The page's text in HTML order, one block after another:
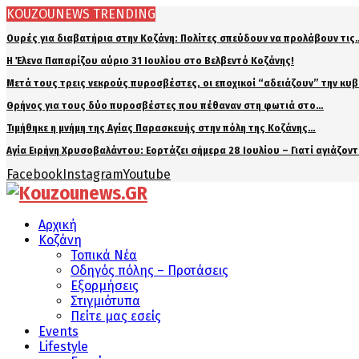
KOUZOUNEWS TRENDING
Ουρές για διαβατήρια στην Κοζάνη: Πολίτες σπεύδουν να προλάβουν
Η Έλενα Παπαρίζου αύριο 31 Ιουλίου στο Βελβεντό Κοζάνης!
Μετά τους τρεις νεκρούς πυροσβέστες, οι εποχικοί “αδειάζουν” την
Θρήνος για τους δύο πυροσβέστες που πέθαναν στη φωτιά στο…
Τιμήθηκε η μνήμη της Αγίας Παρασκευής στην πόλη της Κοζάνης…
Αγία Ειρήνη Χρυσοβαλάντου: Εορτάζει σήμερα 28 Ιουλίου – Γιατί
FacebookInstagramYoutube
Αρχική
Κοζάνη
Τοπικά Νέα
Οδηγός πόλης – Προτάσεις
Εξορμήσεις
Στιγμιότυπα
Πείτε μας εσείς
Events
Lifestyle